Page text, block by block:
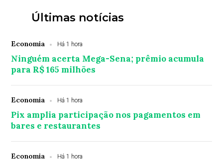
Últimas notícias
Economia Há 1 hora
Ninguém acerta Mega-Sena; prêmio acumula
para R$ 165 milhões
Economia Há 1 hora
Pix amplia participação nos pagamentos em
bares e restaurantes
Economia Há 1 hora